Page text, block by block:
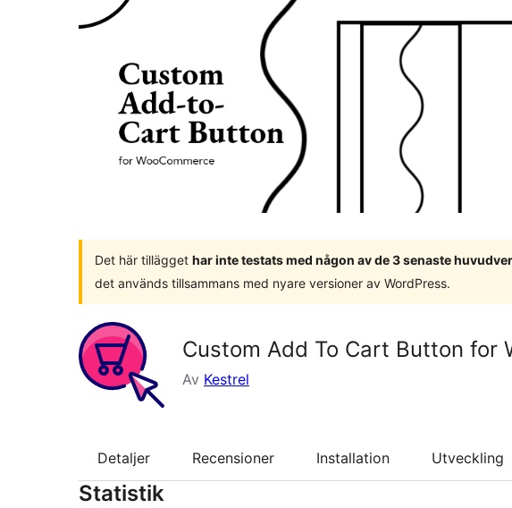
Det här tillägget har inte testats med någon av de 3 senaste
det används tillsammans med nyare versioner av WordPress.
Custom Add To Cart Button for
Av Kestrel
Detaljer Recensioner Installation Utveckling
Statistik